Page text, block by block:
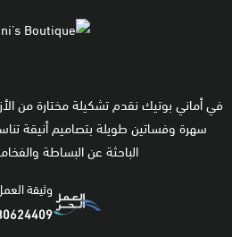
في أماني بوتيك نقدم تشكيلة مختارة من
سهرة وفساتين طويلة بتصاميم أنيقة
الباحثة عن البساطة
وثيقة